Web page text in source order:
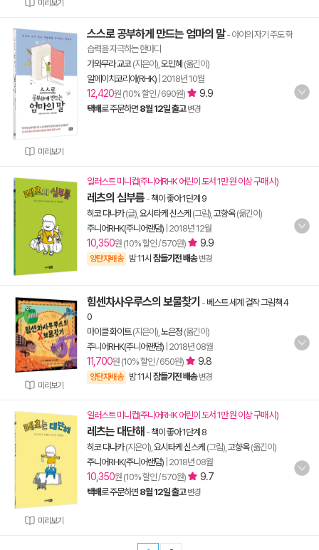
미리보기
미리보기
스스로 공부하게 만드는 엄마의 말- 아이의 자기 주도 학
습력을 자극하는 한마디
가와무라 교코(지은이), 오민혜 (옮긴이)
알에이치코리아(RHK) 2018년 10월
12,420원 (10% 할인 / 690원) 9.9
택배로 주문하면 8월 12일 출고 변경
일러스트 미니컵(주니어RHK 어린이 도서 1만 원 이상 구매 시)
레츠의 심부름 - 책이 좋아 1단계 9
히코 다나카(글), 요시타케 신스케 (그림), 고향옥(옮긴이)
주니어RHK(주니어랜덤) 2018년 12월
10,350원 (10% 할인 / 570원) 9.9
양탄자배송 밤 11시 잠들기전 배송 변경
미리보기
힘센차사우루스의 보물찾기 - 베스트 세계 걸작 그림책 4
0
마이클 화이트(지은이), 노은정 (옮긴이)
주니어RHK(주니어랜덤) 2018년 08월
11,700원 (10% 할인 / 650원) 9.8
양탄자배송 밤 11시 잠들기전 배송 변경
미리보기
일러스트 미니컵(주니어RHK 어린이 도서 1만 원 이상 구매 시)
레츠는 대단해 - 책이 좋아 1단계 8
히코 다나카(지은이), 요시타케 신스케 (그림), 고향옥(옮긴이)
주니어RHK(주니어랜덤) 2018년 08월
10,350원 (10% 할인 / 570원) 9.7
택배로 주문하면 8월 12일 출고 변경